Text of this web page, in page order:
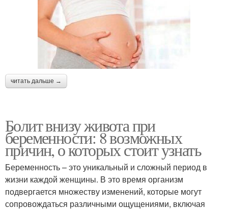
читать дальше →
Болит внизу живота при
беременности: 8 возможных
причин, о которых стоит узнать
Беременность – это уникальный и сложный период в
жизни каждой женщины. В это время организм
подвергается множеству изменений, которые могут
сопровождаться различными ощущениями, включая